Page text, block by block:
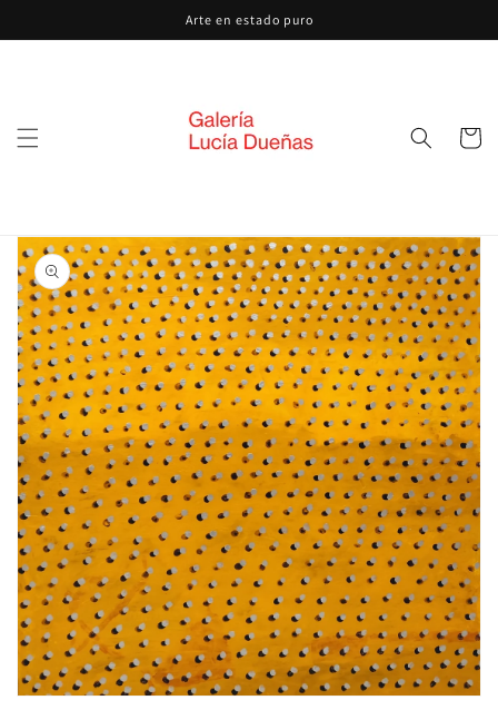
al contenido
Arte en estado puro
Carrito
directamente
a la
información
del producto